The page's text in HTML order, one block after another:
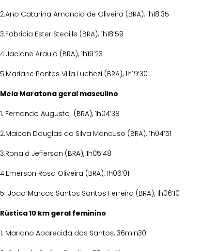
2.Ana Catarina Amancio de Oliveira (BRA), 1h18’35
3.Fabricia Ester Stedille (BRA), 1h18’59
4.Jaciane Araujo (BRA), 1h19’23
5.Mariane Pontes Villa Luchezi (BRA), 1h19’30
Meia Maratona geral masculino
1. Fernando Augusto (BRA), 1h04’38
2.Maicon Douglas da Silva Mancuso (BRA), 1h04’51
3.Ronald Jefferson (BRA), 1h05’48
4.Emerson Rosa Oliveira (BRA), 1h06’01
5. João Marcos Santos Santos Ferreira (BRA), 1h06’10
Rústica 10 km geral feminino
1. Mariana Aparecida dos Santos, 36min30